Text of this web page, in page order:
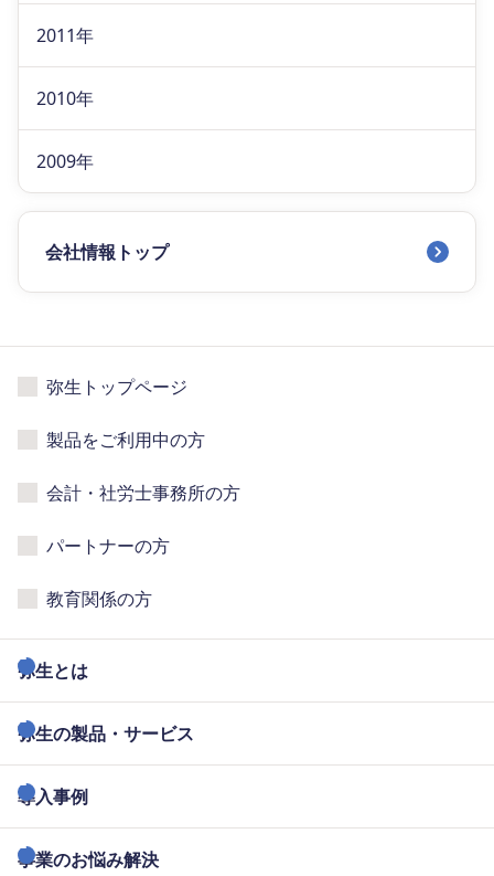
2011年
2010年
2009年
会社情報トップ
弥生トップページ
製品をご利用中の方
会計・社労士事務所の方
パートナーの方
教育関係の方
弥生とは
弥生の製品・サービス
導入事例
事業のお悩み解決